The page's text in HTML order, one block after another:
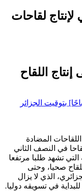
لإنتاج لقاحات
اللقاح
المضادة
بعد إطلاقها لقاحا في النصف الثاني
التي تشهد طلبا مرتفعا
صحيا، وحتى
الذي لا يزال
في تسويقه دوليا.